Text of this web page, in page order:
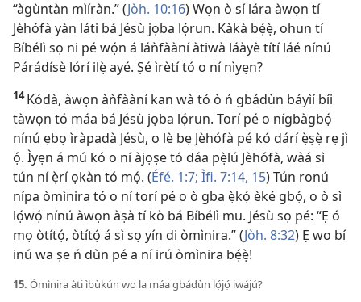
“àgùntàn mìíràn.” (Jòh. 10:16) Wọn ò sí lára àwọn tí
Jèhófà yàn láti bá Jésù jọba lọ́run. Kàkà bẹ́ẹ̀, ohun tí
Bíbélì sọ ni pé wọ́n á láǹfààní àtiwà láàyè títí láé nínú
Párádísè lórí ilẹ̀ ayé. Ṣé ìrètí tó o ní nìyẹn?
14Kódà, àwọn àǹfààní kan wà tó ò ń gbádùn báyìí bíi
tàwọn tó máa bá Jésù jọba lọ́run. Torí pé o nígbàgbọ́
nínú ẹbọ ìràpadà Jésù, o lè bẹ Jèhófà pé kó dárí ẹ̀ṣẹ̀ rẹ jì
ọ́. Ìyẹn á mú kó o ní àjọṣe tó dáa pẹ̀lú Jèhófà, wàá sì
tún ní ẹ̀rí ọkàn tó mọ́. (Éfé. 1:7; Ìfi. 7:​14, 15) Tún ronú
nípa òmìnira tó o ní torí pé o ò gba ẹ̀kọ́ èké gbọ́, o ò sì
lọ́wọ́ nínú àwọn àṣà tí kò bá Bíbélì mu. Jésù sọ pé: “Ẹ ó
mọ òtítọ́, òtítọ́ á sì sọ yín di òmìnira.” (Jòh. 8:32) Ẹ wo bí
inú wa ṣe ń dùn pé a ní irú òmìnira bẹ́ẹ̀!
15. Òmìnira àti ìbùkún wo la máa gbádùn lọ́jọ́ iwájú?